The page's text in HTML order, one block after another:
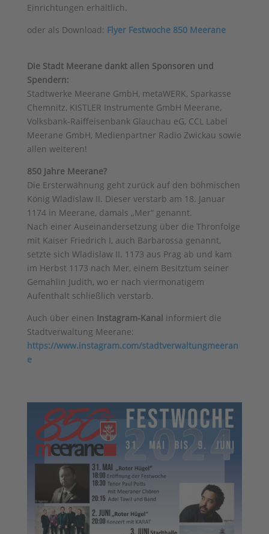
Einrichtungen erhältlich.
oder als Download: Flyer Festwoche 850 Meerane
Die Stadt Meerane dankt allen Sponsoren und
Spendern:
Stadtwerke Meerane GmbH, metaWERK, Sparkasse
Chemnitz, KISTLER Instrumente GmbH Meerane,
Volksbank-Raiffeisenbank Glauchau eG, CCL Label
Meerane GmbH, Medienpartner Radio Zwickau sowie
allen weiteren!
850 Jahre Meerane?
Die Ersterwähnung geht zurück auf den böhmischen
König Wladislaw II. Dieser verstarb am 18. Januar
1174 in Meerane, damals „Mer“ genannt.
Nach einer Auseinandersetzung über die Thronfolge
mit Kaiser Friedrich I, auch Barbarossa genannt,
setzte sich Wladislaw II. 1173 aus Prag ab und kam
im Herbst 1173 nach Mer, einem Besitztum seiner
Gemahlin Judith, wo er nach viermonatigem
Aufenthalt schließlich verstarb.
Auch über einen Instagram-Kanal informiert die
Stadtverwaltung Meerane:
https://www.instagram.com/stadtverwaltungmeeran
e